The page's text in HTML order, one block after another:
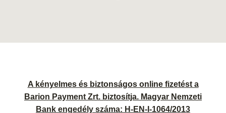
A kényelmes és biztonságos online fizetést a
Barion Payment Zrt. biztosítja. Magyar Nemzeti
Bank engedély száma: H-EN-I-1064/2013